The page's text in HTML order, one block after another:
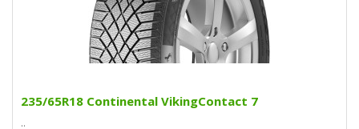
235/65R18 Continental VikingContact 7
..